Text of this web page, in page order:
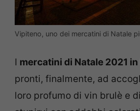
Vipiteno, uno dei mercatini di Natale
I mercatini di Natale 2021 in
pronti, finalmente, ad
loro profumo di vin brulè e